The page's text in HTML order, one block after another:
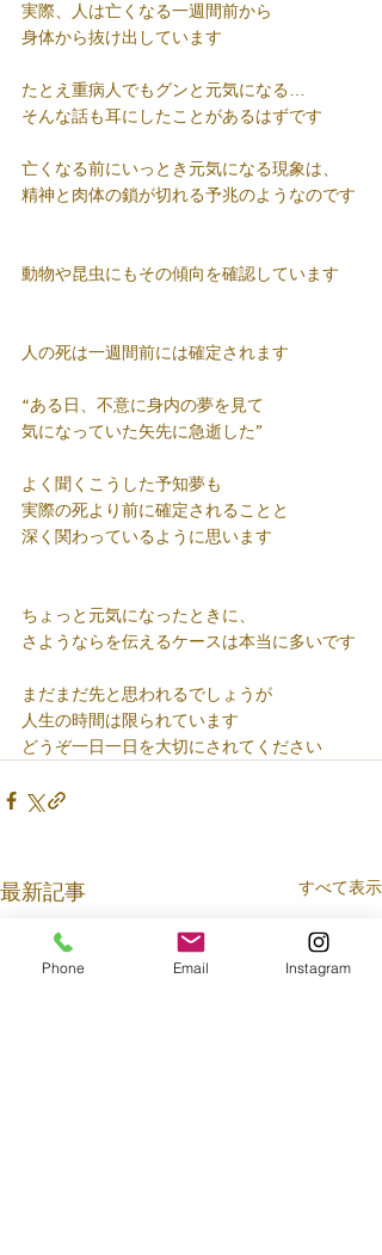
実際、人は亡くなる一週間前から
身体から抜け出しています
たとえ重病人でもグンと元気になる…
そんな話も耳にしたことがあるはずです
亡くなる前にいっとき元気になる現象は、
精神と肉体の鎖が切れる予兆のようなのです
動物や昆虫にもその傾向を確認しています
人の死は一週間前には確定されます
“ある日、不意に身内の夢を見て
気になっていた矢先に急逝した”
よく聞くこうした予知夢も
実際の死より前に確定されることと
深く関わっているように思います
ちょっと元気になったときに、
さようならを伝えるケースは本当に多いです
まだまだ先と思われるでしょうが
人生の時間は限られています
どうぞ一日一日を大切にされてください
最新記事 すべて表示
Phone Email Instagram